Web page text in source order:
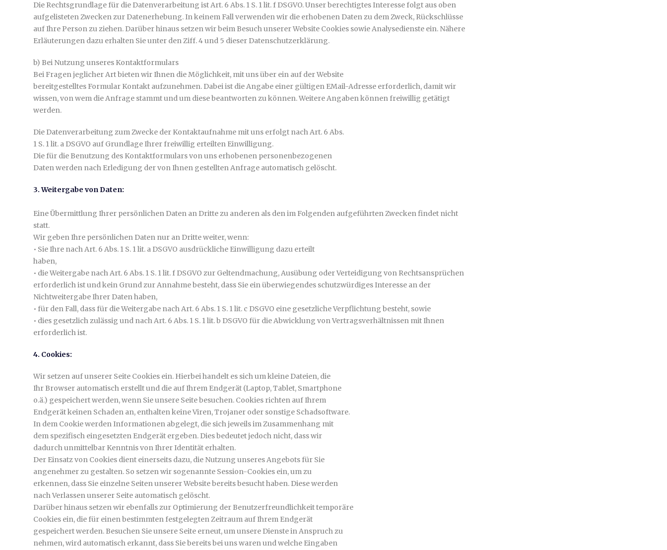
Die Rechtsgrundlage für die Datenverarbeitung ist Art. 6 Abs. 1 S. 1 lit. f DSGVO. Unser berechtigtes Interesse folgt aus oben
aufgelisteten Zwecken zur Datenerhebung. In keinem Fall verwenden wir die erhobenen Daten zu dem Zweck, Rückschlüsse
auf Ihre Person zu ziehen. Darüber hinaus setzen wir beim Besuch unserer Website Cookies sowie Analysedienste ein. Nähere
Erläuterungen dazu erhalten Sie unter den Ziff. 4 und 5 dieser Datenschutzerklärung.
b) Bei Nutzung unseres Kontaktformulars
Bei Fragen jeglicher Art bieten wir Ihnen die Möglichkeit, mit uns über ein auf der Website
bereitgestelltes Formular Kontakt aufzunehmen. Dabei ist die Angabe einer gültigen EMail-Adresse erforderlich, damit wir
wissen, von wem die Anfrage stammt und um diese beantworten zu können. Weitere Angaben können freiwillig getätigt
werden.
Die Datenverarbeitung zum Zwecke der Kontaktaufnahme mit uns erfolgt nach Art. 6 Abs.
1 S. 1 lit. a DSGVO auf Grundlage Ihrer freiwillig erteilten Einwilligung.
Die für die Benutzung des Kontaktformulars von uns erhobenen personenbezogenen
Daten werden nach Erledigung der von Ihnen gestellten Anfrage automatisch gelöscht.
3. Weitergabe von Daten:
Eine Übermittlung Ihrer persönlichen Daten an Dritte zu anderen als den im Folgenden aufgeführten Zwecken findet nicht
statt.
Wir geben Ihre persönlichen Daten nur an Dritte weiter, wenn:
• Sie Ihre nach Art. 6 Abs. 1 S. 1 lit. a DSGVO ausdrückliche Einwilligung dazu erteilt
haben,
• die Weitergabe nach Art. 6 Abs. 1 S. 1 lit. f DSGVO zur Geltendmachung, Ausübung oder Verteidigung von Rechtsansprüchen
erforderlich ist und kein Grund zur Annahme besteht, dass Sie ein überwiegendes schutzwürdiges Interesse an der
Nichtweitergabe Ihrer Daten haben,
• für den Fall, dass für die Weitergabe nach Art. 6 Abs. 1 S. 1 lit. c DSGVO eine gesetzliche Verpflichtung besteht, sowie
• dies gesetzlich zulässig und nach Art. 6 Abs. 1 S. 1 lit. b DSGVO für die Abwicklung von Vertragsverhältnissen mit Ihnen
erforderlich ist.
4. Cookies:
Wir setzen auf unserer Seite Cookies ein. Hierbei handelt es sich um kleine Dateien, die
Ihr Browser automatisch erstellt und die auf Ihrem Endgerät (Laptop, Tablet, Smartphone
o.ä.) gespeichert werden, wenn Sie unsere Seite besuchen. Cookies richten auf Ihrem
Endgerät keinen Schaden an, enthalten keine Viren, Trojaner oder sonstige Schadsoftware.
In dem Cookie werden Informationen abgelegt, die sich jeweils im Zusammenhang mit
dem spezifisch eingesetzten Endgerät ergeben. Dies bedeutet jedoch nicht, dass wir
dadurch unmittelbar Kenntnis von Ihrer Identität erhalten.
Der Einsatz von Cookies dient einerseits dazu, die Nutzung unseres Angebots für Sie
angenehmer zu gestalten. So setzen wir sogenannte Session-Cookies ein, um zu
erkennen, dass Sie einzelne Seiten unserer Website bereits besucht haben. Diese werden
nach Verlassen unserer Seite automatisch gelöscht.
Darüber hinaus setzen wir ebenfalls zur Optimierung der Benutzerfreundlichkeit temporäre
Cookies ein, die für einen bestimmten festgelegten Zeitraum auf Ihrem Endgerät
gespeichert werden. Besuchen Sie unsere Seite erneut, um unsere Dienste in Anspruch zu
nehmen, wird automatisch erkannt, dass Sie bereits bei uns waren und welche Eingaben